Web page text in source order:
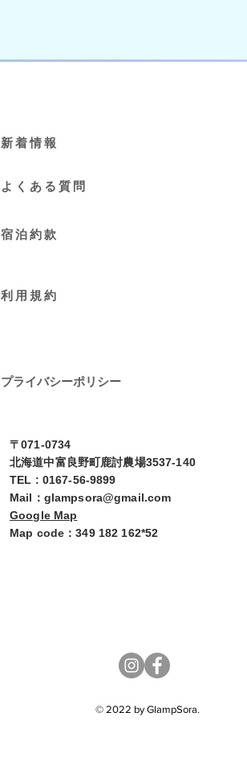
新着情報
よくある質問
宿泊約款
利用規約
プライバシーポリシー
〒071-0734
北海道中富良野町鹿討農場3537-140
TEL : 0167-56-9899
​Mail：glampsora@gmail.com
Google Map
Map code：349 182 162*52
© 2022 by GlampSora.